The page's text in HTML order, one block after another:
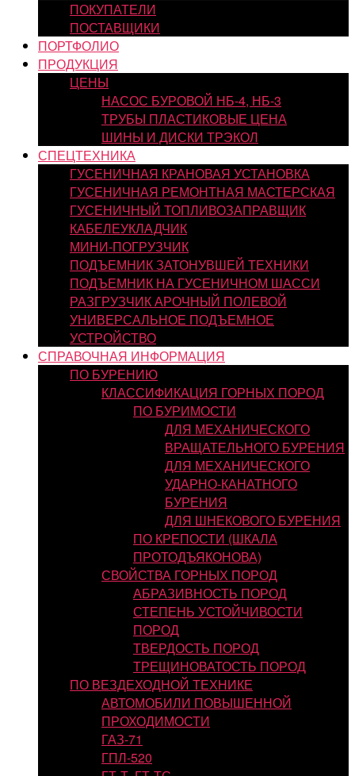
ПОКУПАТЕЛИ
ПОСТАВЩИКИ
ПОРТФОЛИО
ПРОДУКЦИЯ
ЦЕНЫ
НАСОС БУРОВОЙ НБ-4, НБ-3
ТРУБЫ ПЛАСТИКОВЫЕ ЦЕНА
ШИНЫ И ДИСКИ ТРЭКОЛ
СПЕЦТЕХНИКА
ГУСЕНИЧНАЯ КРАНОВАЯ УСТАНОВКА
ГУСЕНИЧНАЯ РЕМОНТНАЯ МАСТЕРСКАЯ
ГУСЕНИЧНЫЙ ТОПЛИВОЗАПРАВЩИК
КАБЕЛЕУКЛАДЧИК
МИНИ-ПОГРУЗЧИК
ПОДЪЕМНИК ЗАТОНУВШЕЙ ТЕХНИКИ
ПОДЪЕМНИК НА ГУСЕНИЧНОМ ШАССИ
РАЗГРУЗЧИК АРОЧНЫЙ ПОЛЕВОЙ
УНИВЕРСАЛЬНОЕ ПОДЪЕМНОЕ
УСТРОЙСТВО
СПРАВОЧНАЯ ИНФОРМАЦИЯ
ПО БУРЕНИЮ
КЛАССИФИКАЦИЯ ГОРНЫХ ПОРОД
ПО БУРИМОСТИ
ДЛЯ МЕХАНИЧЕСКОГО
ВРАЩАТЕЛЬНОГО БУРЕНИЯ
ДЛЯ МЕХАНИЧЕСКОГО
УДАРНО-КАНАТНОГО
БУРЕНИЯ
ДЛЯ ШНЕКОВОГО БУРЕНИЯ
ПО КРЕПОСТИ (ШКАЛА
ПРОТОДЪЯКОНОВА)
СВОЙСТВА ГОРНЫХ ПОРОД
АБРАЗИВНОСТЬ ПОРОД
СТЕПЕНЬ УСТОЙЧИВОСТИ
ПОРОД
ТВЕРДОСТЬ ПОРОД
ТРЕЩИНОВАТОСТЬ ПОРОД
ПО ВЕЗДЕХОДНОЙ ТЕХНИКЕ
АВТОМОБИЛИ ПОВЫШЕННОЙ
ПРОХОДИМОСТИ
ГАЗ-71
ГПЛ-520